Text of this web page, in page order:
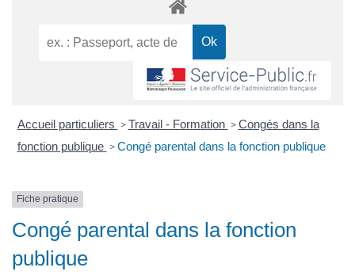
Accueil particuliers > Travail - Formation > Congés dans la
fonction publique > Congé parental dans la fonction publique
Fiche pratique
Congé parental dans la fonction
publique